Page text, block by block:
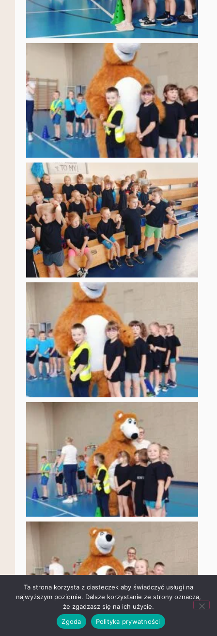
Ta strona korzysta z ciasteczek aby świadczyć usługi na
najwyższym poziomie. Dalsze korzystanie ze strony oznacza,
że zgadzasz się na ich użycie.
Zgoda
Polityka prywatności